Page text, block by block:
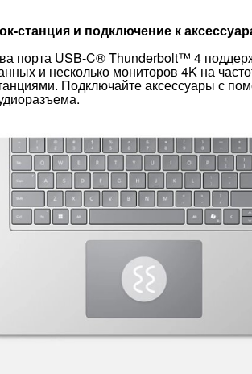
станция и подключение к
порта USB-C® Thunderbolt™ 4
и несколько мониторов 4K на
Подключайте аксессуары с